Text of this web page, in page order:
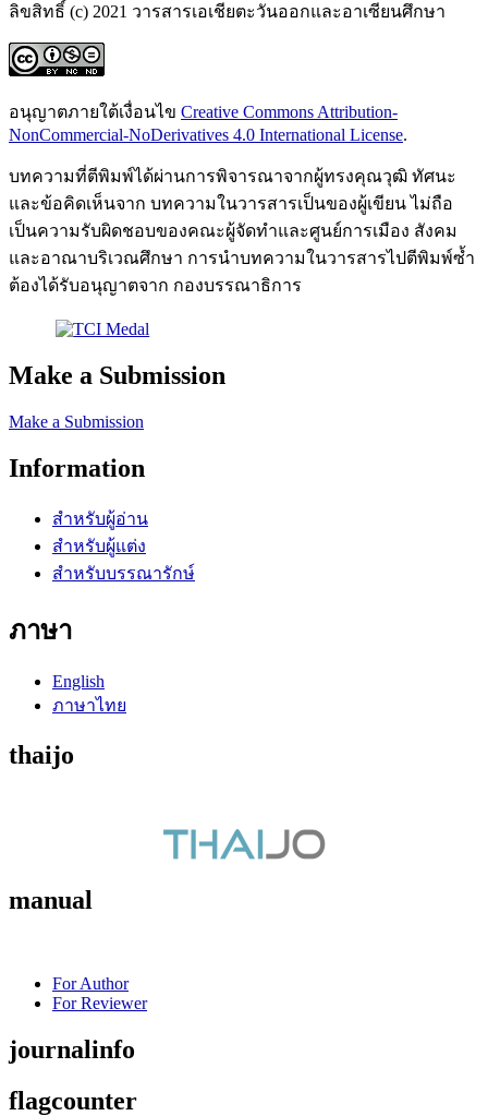
ลิขสิทธิ์ (c) 2021 วารสารเอเชียตะวันออกและอาเซียนศึกษา
อนุญาตภายใต้เงื่อนไข Creative Commons Attribution-
NonCommercial-NoDerivatives 4.0 International License.
บทความที่ตีพิมพ์ได้ผ่านการพิจารณาจากผู้ทรงคุณวุฒิ ทัศนะ
และข้อคิดเห็นจาก บทความในวารสารเป็นของผู้เขียน ไม่ถือ
เป็นความรับผิดชอบของคณะผู้จัดทำและศูนย์การเมือง สังคม
และอาณาบริเวณศึกษา การนำบทความในวารสารไปตีพิมพ์ซ้ำ
ต้องได้รับอนุญาตจาก กองบรรณาธิการ
Make a Submission
Make a Submission
Information
สำหรับผู้อ่าน
สำหรับผู้แต่ง
สำหรับบรรณารักษ์
ภาษา
English
ภาษาไทย
thaijo
manual
For Author
For Reviewer
journalinfo
flagcounter